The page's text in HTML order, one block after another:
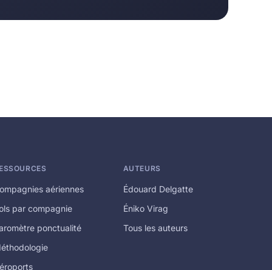
aériennes
par compagnie
ponctualité
AUTEURS
Édouard Delgatte
Éniko Virag
Tous les auteurs